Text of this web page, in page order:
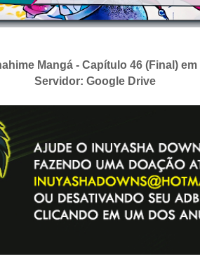
Mangá - Capítulo 46 (Final)
Servidor: Google Drive